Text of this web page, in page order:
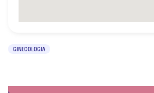
GINECOLOGIA